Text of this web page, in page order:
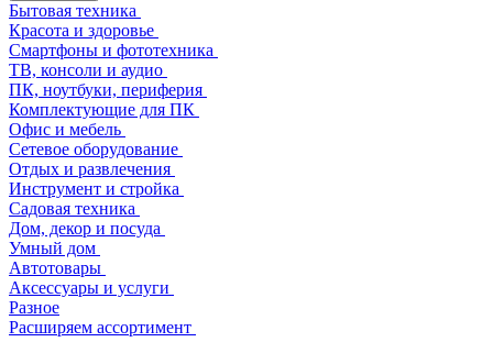
Бытовая техника
Красота и здоровье
Смартфоны и фототехника
ТВ, консоли и аудио
ПК, ноутбуки, периферия
Комплектующие для ПК
Офис и мебель
Сетевое оборудование
Отдых и развлечения
Инструмент и стройка
Садовая техника
Дом, декор и посуда
Умный дом
Автотовары
Аксессуары и услуги
Разное
Расширяем ассортимент